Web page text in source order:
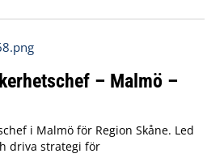
– Malmö –
i Malmö för Region Skåne. Led
driva strategi för